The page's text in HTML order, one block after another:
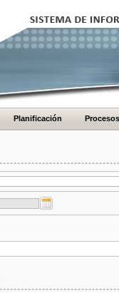
Planificación Procesos